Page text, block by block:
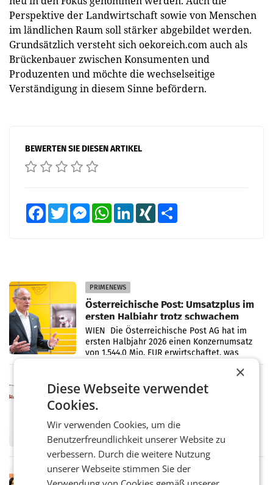
Perspektive der Landwirtschaft sowie von Menschen
im ländlichen Raum soll stärker abgebildet werden.
Grundsätzlich versteht sich oekoreich.com auch als
Brückenbauer zwischen Konsumenten und
Produzenten und möchte die wechselseitige
Verständigung in diesem Sinne befördern.
BEWERTEN SIE DIESEN ARTIKEL
FacebookTwitter MessengerWhatsAppLinkedInXING
PRIMENEWS
Österreichische Post: Umsatzplus im
ersten Halbjahr trotz schwachem
Briefgeschäft
WIEN Die Österreichische Post AG hat im
ersten Halbjahr 2026 einen Konzernumsatz
von 1.544,0 Mio. EUR erwirtschaftet, was
ProSiebenSat.1 spart und macht
überraschend viel Gewinn
Fernsehkonzern ProSiebenSat.1 hat im
Frühjahr dank Kostensenkungen operativ
wieder Gewinn gemacht und die
Markterwartung deutlich übertroffen.
RETAIL
×
Diese Webseite verwendet
Cookies.
Wir verwenden Cookies, um die
Benutzerfreundlichkeit unserer Website zu
verbessern. Durch die weitere Nutzung
unserer Webseite stimmen Sie der